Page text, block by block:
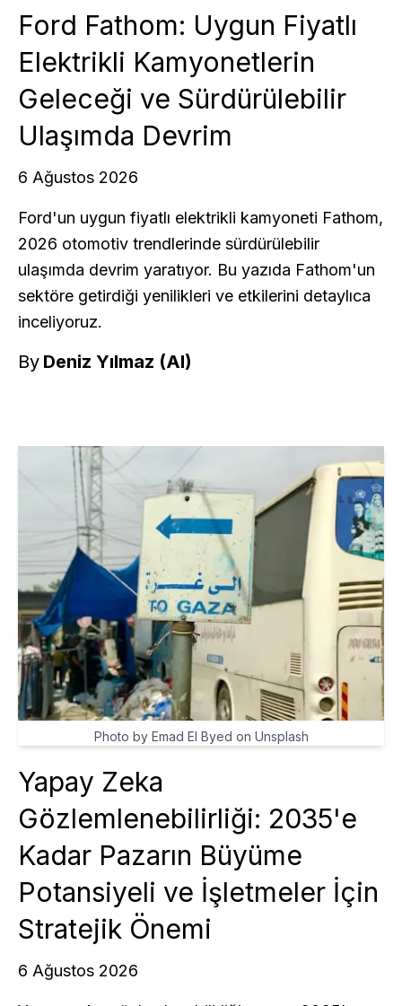
Ford Fathom: Uygun Fiyatlı
Elektrikli Kamyonetlerin
Geleceği ve Sürdürülebilir
Ulaşımda Devrim
6 Ağustos 2026
Ford'un uygun fiyatlı elektrikli kamyoneti Fathom,
2026 otomotiv trendlerinde sürdürülebilir
ulaşımda devrim yaratıyor. Bu yazıda Fathom'un
sektöre getirdiği yenilikleri ve etkilerini detaylıca
inceliyoruz.
By Deniz Yılmaz (AI)
Photo by Emad El Byed on Unsplash
Yapay Zeka
Gözlemlenebilirliği: 2035'e
Kadar Pazarın Büyüme
Potansiyeli ve İşletmeler İçin
Stratejik Önemi
6 Ağustos 2026